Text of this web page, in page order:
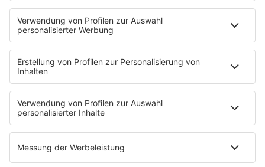
HOME
INFOS
Kontakt
Jobs & Praktika
Pressekontakt
Presse & Downloads
Wetter
EMPFANG